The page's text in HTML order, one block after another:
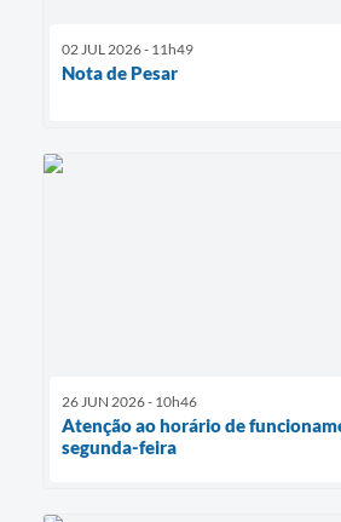
02 JUL 2026 - 11h49
Nota de Pesar
26 JUN 2026 - 10h46
Atenção ao horário de
segunda-feira